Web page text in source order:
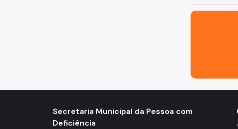
São Paulo,
Secretaria Municipal da Pessoa com
Deficiência